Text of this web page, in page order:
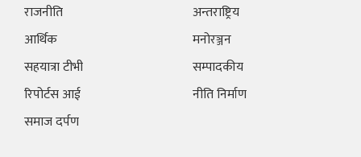
राजनीति
आर्थिक
सहयात्रा टीभी
रिपोर्टस आई
समाज दर्पण
अन्तराष्ट्रिय
मनोरञ्जन
सम्पादकीय
नीति निर्माण